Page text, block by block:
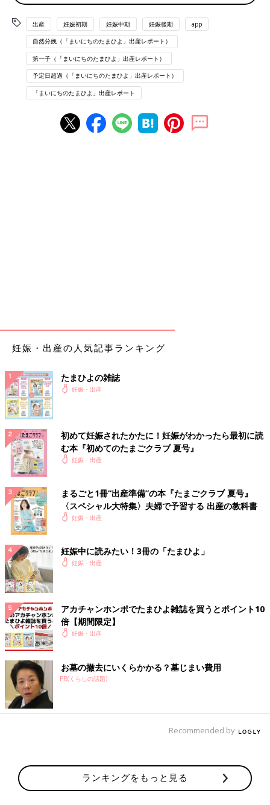
7:48 積算量38 助産師さんと話してるときになんか痛くなる
座ってると張りが99までいくけど痛くない。。とりあえず食べた
あとはできるだけ座っとく。たまにかるーい痛みが来る（助産師
さんの様子だと、もっと痛みが強くなってても良さそう）。
8:20 張りは4-5分間隔くらい 痛みはしくしくするくらい
9:00 エコー。赤ちゃんはまだ高いとこにいて、頭は11時、背中
は5時方向でよくない。正期産入ってから、おなかの方に顔を向
けて、よく四つんばいしてたけど、ここにきてまた四つんばい
10:15 積算量212 張りは2-3分感覚に 下腹部も腰も痛い
10:41 積算量261 急に痛くなったので四つんばい解除
最後は仰向けになって何回かいきんでるとやっと頭が見えてき
で、数回いきんでやっと出てきた（ぴったり15:00）
満身創痍で、その日は階段も上れず、自分の部屋には行けなかっ
たです。
いきみのがしは正直できてなかった気がします。最後のあたり
で、いきむときはだんだん慣れてきて、この陣痛じゃ出ないなあ
と冷静に思ってました。促進剤を追加してもらって本当によかっ
たです。
会陰切開時は、かなりの回数いきんだあとだったこと、縫合時は
寒気がひどすぎたことから、私は痛みはあんまり感じませんでし
た。
ただ、ずたずたなので産後はつらいです。。
動けなくてすぐにシャワー浴びれないときのために、汗拭きシー
トあると便利です。やたら寝汗もかくので。。
よく言われるペットボトルのストロー付き蓋はないと生きていけ
ません（笑）
助産師さんには、出産時も産後も自分の状況や要望を伝えた方が
よいです。
いかがでしたか？ たまひよのアプリ「まいにちのたまひよ」で
は、もっとたくさんの「出産レポート」を読むことができます！
また、同じ出産予定月の人と情報交換ができる「同期ルーム」も
ありますので、ぜひ活用してみてくださいね。
「まいにちのたまひよ」ダウンロードはこちら
●記事の内容は2024年1月の情報で、現在と異なる場合がありま
す。
出産 妊娠初期 妊娠中期 妊娠後期 app
自然分娩（「まいにちのたまひよ」出産レポート）
第一子（「まいにちのたまひよ」出産レポート）
予定日超過（「まいにちのたまひよ」出産レポート）
「まいにちのたまひよ」出産レポート
妊娠・出産の人気記事ランキング
たまひよの雑誌
妊娠・出産
初めて妊娠されたかたに！妊娠がわかったら最初に読
む本『初めてのたまごクラブ 夏号』
妊娠・出産
まるごと1冊“出産準備”の本『たまごクラブ 夏号』
〈スペシャル大特集〉夫婦で予習する 出産の教科書
妊娠・出産
妊娠中に読みたい！3冊の「たまひよ」
妊娠・出産
アカチャンホンポでたまひよ雑誌を買うとポイント10
倍【期間限定】
妊娠・出産
お墓の撤去にいくらかかる？墓じまい費用
PR(くらしの話題)
Recommended by
ランキングをもっと見る